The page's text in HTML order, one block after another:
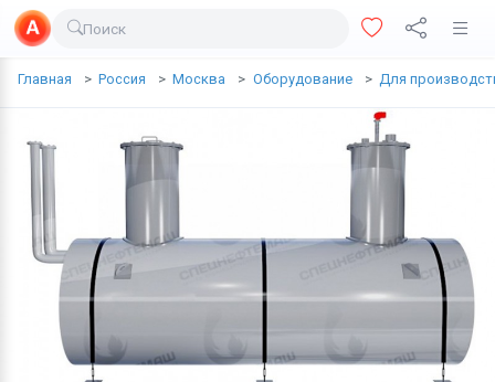
Поиск
Главная Россия Москва Оборудование Для
Доставка еды
Недвижимость
Личные вещи
Одежда и обувь
Электроника
Все для дома